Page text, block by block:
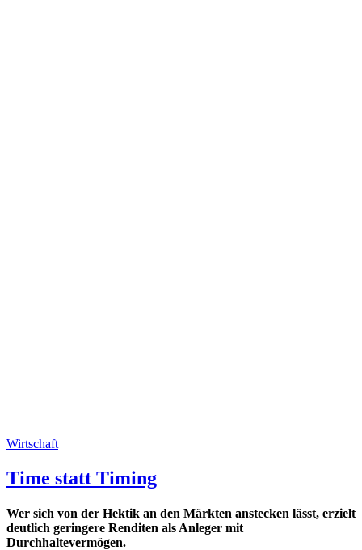
Wirtschaft
Time statt Timing
Wer sich von der Hektik an den Märkten anstecken lässt, erzielt
deutlich geringere Renditen als Anleger mit
Durchhaltevermögen.